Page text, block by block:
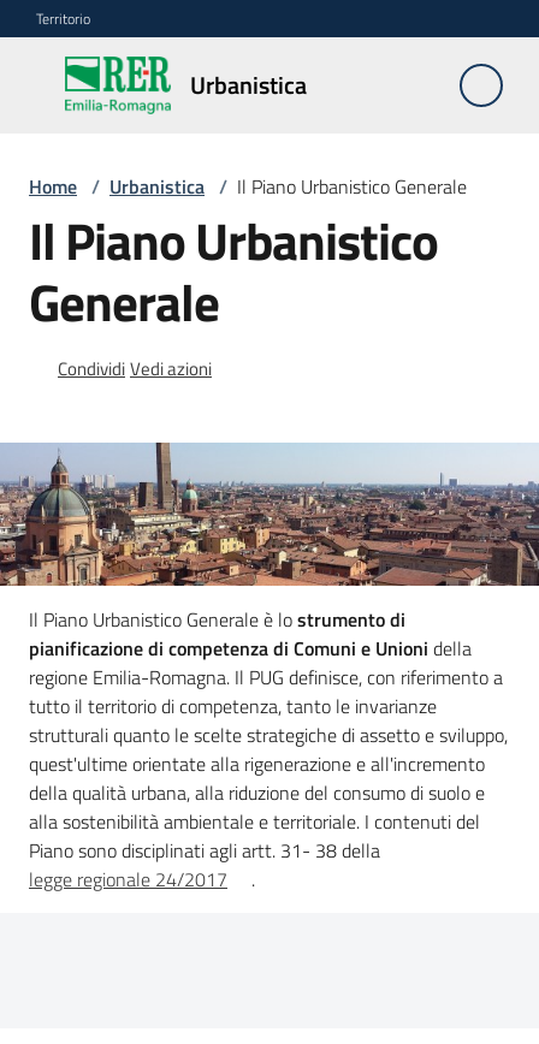
Vai al contenuto
Vai alla navigazione
Vai al footer
Territorio
Urbanistica
Urbanistica
Monitoraggio
LR
24/2017
Modello
Deposito
piani
e
pubblicazione
Norme
e
atti
Territorio
Home / Urbanistica / Il Piano Urbanistico Generale
Il Piano Urbanistico
Generale
CondividiVedi azioni
Il Piano Urbanistico Generale è lostrumento di
pianificazione di competenza di Comuni e Unioni della
regione Emilia-Romagna. Il PUG definisce, con riferimento a
tutto il territorio di competenza, tanto le invarianze
strutturali quanto le scelte strategiche di assetto e sviluppo,
quest'ultime orientate alla rigenerazione e all'incremento
della qualità urbana, alla riduzione del consumo di suolo e
alla sostenibilità ambientale e territoriale. I contenuti del
Piano sono disciplinati agli artt. 31- 38 della
legge regionale 24/2017
.